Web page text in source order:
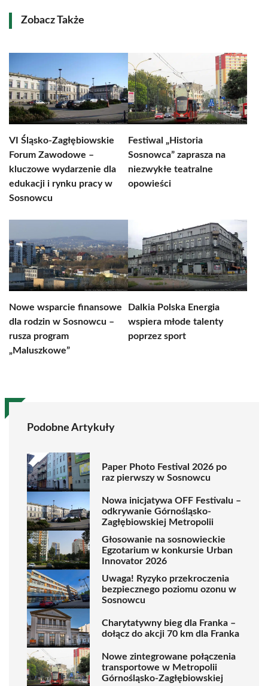
Zobacz Także
VI Śląsko-Zagłębiowskie
Forum Zawodowe –
kluczowe wydarzenie dla
edukacji i rynku pracy w
Sosnowcu
Festiwal „Historia
Sosnowca” zaprasza na
niezwykłe teatralne
opowieści
Nowe wsparcie finansowe
dla rodzin w Sosnowcu –
rusza program
„Maluszkowe”
Dalkia Polska Energia
wspiera młode talenty
poprzez sport
Podobne Artykuły
Paper Photo Festival 2026 po
raz pierwszy w Sosnowcu
Nowa inicjatywa OFF Festivalu –
odkrywanie Górnośląsko-
Zagłębiowskiej Metropolii
Głosowanie na sosnowieckie
Egzotarium w konkursie Urban
Innovator 2026
Uwaga! Ryzyko przekroczenia
bezpiecznego poziomu ozonu w
Sosnowcu
Charytatywny bieg dla Franka –
dołącz do akcji 70 km dla Franka
Nowe zintegrowane połączenia
transportowe w Metropolii
Górnośląsko-Zagłębiowskiej